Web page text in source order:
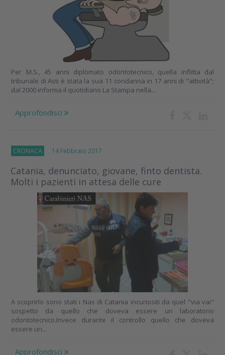
Per M.S., 45 anni diplomato odontotecnico, quella inflitta dal
tribunale di Asti è stata la sua 11 condanna in 17 anni di "attività";
dal 2000 informa il quotidiano La Stampa nella...
Approfondisci
CRONACA 14 Febbraio 2017
Catania, denunciato, giovane, finto dentista.
Molti i pazienti in attesa delle cure
A scoprirlo sono stati i Nas di Catania incuriositi da quel "via vai"
sospetto da quello che doveva essere un laboratorio
odontotecnico.Invece durante il controllo quello che doveva
essere un...
Approfondisci